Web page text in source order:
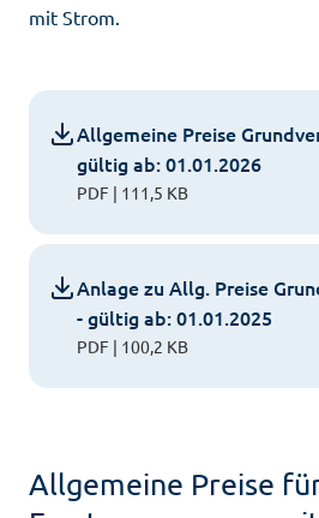
mit Strom.
Allgemeine Preise
gültig ab: 01.01.2026
PDF | 111,5 KB
Anlage zu Allg. Preise
- gültig ab: 01.01.2025
PDF | 100,2 KB
Allgemeine Preise